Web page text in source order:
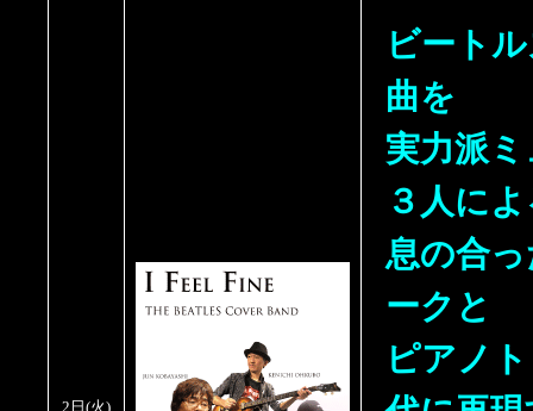
2日 (火)
ビート
曲を
実力派
３人に
息の合
ークと
ピアノ